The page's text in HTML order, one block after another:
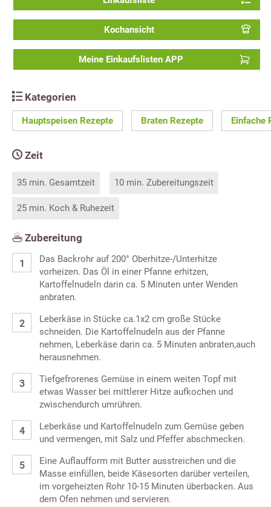
Kochansicht
Meine Einkaufslisten APP
Kategorien
Hauptspeisen Rezepte Braten Rezepte Einfache
Zeit
35 min. Gesamtzeit 10 min. Zubereitungszeit
25 min. Koch & Ruhezeit
Zubereitung
Das Backrohr auf 200° Oberhitze-/Unterhitze
vorheizen. Das Öl in einer Pfanne erhitzen,
Kartoffelnudeln darin ca. 5 Minuten unter Wenden
anbraten.
Leberkäse in Stücke ca.1x2 cm große Stücke
schneiden. Die Kartoffelnudeln aus der Pfanne
nehmen, Leberkäse darin ca. 5 Minuten anbraten,auch
herausnehmen.
Tiefgefrorenes Gemüse in einem weiten Topf mit
etwas Wasser bei mittlerer Hitze aufkochen und
zwischendurch umrühren.
Leberkäse und Kartoffelnudeln zum Gemüse geben
und vermengen, mit Salz und Pfeffer abschmecken.
Eine Auflaufform mit Butter ausstreichen und die
Masse einfüllen, beide Käsesorten darüber verteilen,
im vorgeheizten Rohr 10-15 Minuten überbacken. Aus
dem Ofen nehmen und servieren.